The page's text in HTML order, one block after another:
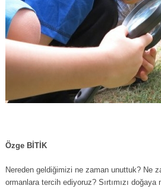
Özge BİTİK
Nereden geldiğimizi ne zaman unuttuk? Ne
ormanlara tercih ediyoruz? Sırtımızı